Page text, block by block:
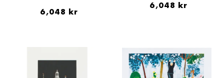
6,048 kr
6,048 kr